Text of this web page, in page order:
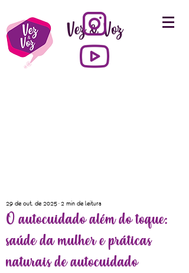
Vez & Voz
O autocuidado além do toque:
saúde da mulher e práticas
naturais de autocuidado
29 de out. de 2025 2 min de leitura